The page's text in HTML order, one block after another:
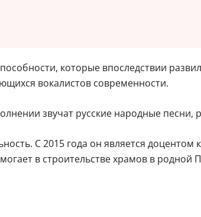
которые впоследствии
вокалистов современности.
звучат русские народные
С 2015 года он является
в строительстве храмов в родной